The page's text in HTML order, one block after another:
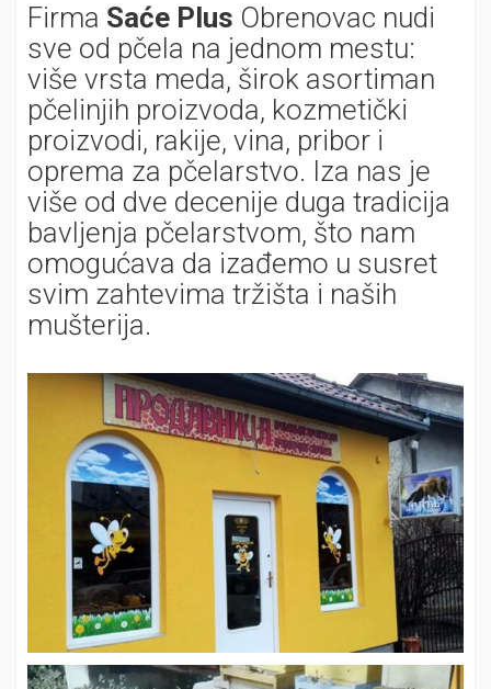
Firma Saće Plus Obrenovac nudi
sve od pčela na jednom mestu:
više vrsta meda, širok asortiman
pčelinjih proizvoda, kozmetički
proizvodi, rakije, vina, pribor i
oprema za pčelarstvo. Iza nas je
više od dve decenije duga tradicija
bavljenja pčelarstvom, što nam
omogućava da izađemo u susret
svim zahtevima tržišta i naših
mušterija.